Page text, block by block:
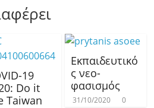
19
Do it
Taiwan
Εκπαιδευτικό
ς νεο-
φασισμός
31/10/2020 0